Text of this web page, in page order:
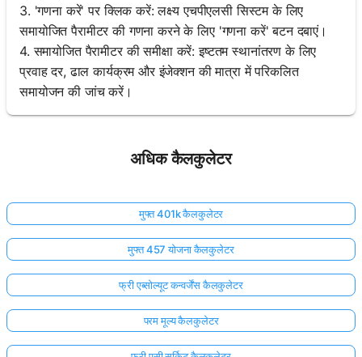
3. 'गणना करें' पर क्लिक करें: लक्ष्य एचपीएलसी सिस्टम के लिए
समायोजित पैरामीटर की गणना करने के लिए 'गणना करें' बटन दबाएं।
4. समायोजित पैरामीटर की समीक्षा करें: इष्टतम स्थानांतरण के लिए
प्रवाह दर, ढाल कार्यक्रम और इंजेक्शन की मात्रा में परिकलित
समायोजन की जांच करें।
अधिक कैलकुलेटर
मुफ्त 401k कैलकुलेटर
मुफ्त 457 योजना कैलकुलेटर
फ्री एब्सोल्यूट कन्वर्जेंस कैलकुलेटर
परम मूल्य कैलकुलेटर